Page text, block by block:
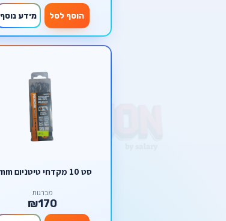
הוסף לסל מידע נוסף
סט 10 מקדחי טיטניום 9mm
מברגות
₪170